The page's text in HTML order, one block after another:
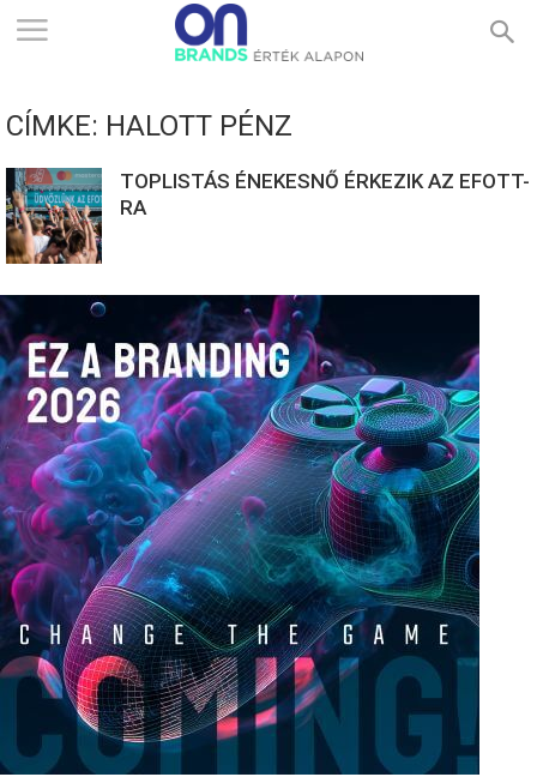
ONBRANDS
ÉRTÉK
ALAPON
CÍMKE: HALOTT PÉNZ
TOPLISTÁS ÉNEKESNŐ ÉRKEZIK AZ EFOTT-
RA